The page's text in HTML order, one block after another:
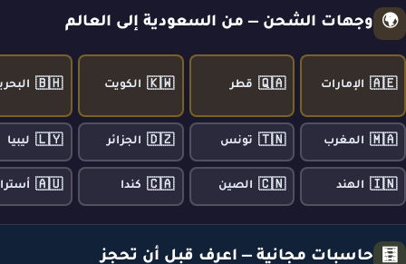
🌍 وجهات الشحن — من السعودية إلى العالم
🇦🇪 الإمارات 🇶🇦 قطر 🇰🇼 الكويت 🇧🇭
🇲🇦 المغرب 🇹🇳 تونس 🇩🇿 الجزائر 🇱🇾 ليبيا
🇮🇳 الهند 🇨🇳 الصين 🇨🇦 كندا 🇦🇺
🧮 حاسبات مجانية — اعرف قبل أن تحجز